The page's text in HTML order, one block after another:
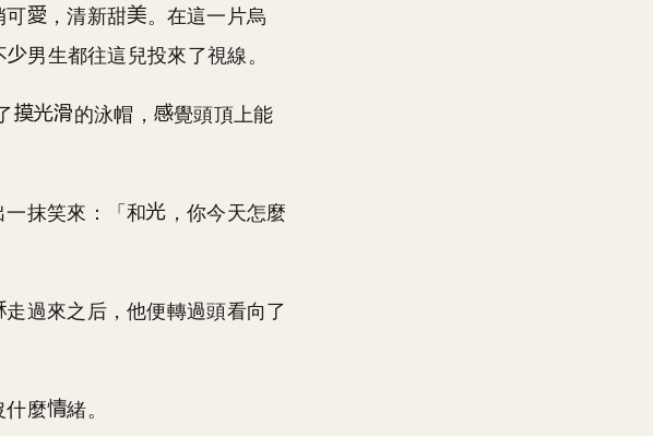
可 ，清新甜
。在這一片烏
男生都往這兒投來了視線。
的泳帽，
覺頭頂上能
一抹笑來：「和
，你今天怎麼
走過來之后，他便轉過頭看向了
什麼 緒。